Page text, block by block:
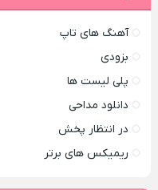
آهنگ های تاپ
بزودی
پلی لیست ها
دانلود مداحی
در انتظار پخش
ریمیکس های برتر